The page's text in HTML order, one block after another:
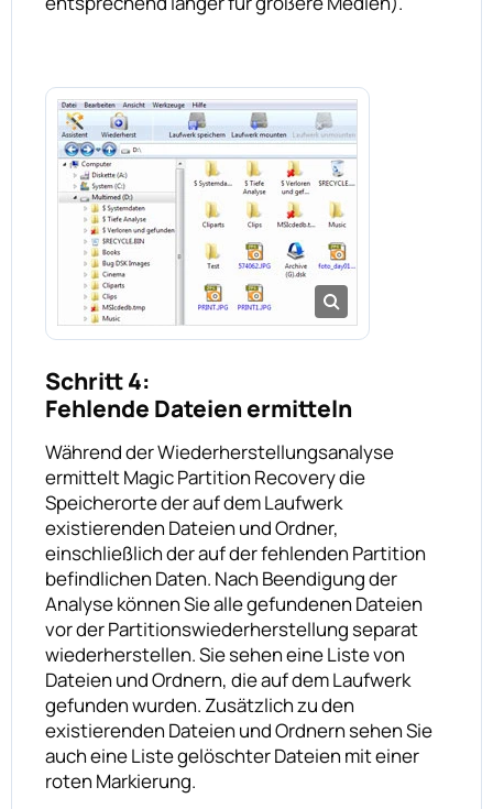
Schritt 4:
Fehlende Dateien ermitteln
Während der Wiederherstellungsanalyse
ermittelt Magic Partition Recovery die
Speicherorte der auf dem Laufwerk
existierenden Dateien und Ordner,
einschließlich der auf der fehlenden Partition
befindlichen Daten. Nach Beendigung der
Analyse können Sie alle gefundenen Dateien
vor der Partitionswiederherstellung separat
wiederherstellen. Sie sehen eine Liste von
Dateien und Ordnern, die auf dem Laufwerk
gefunden wurden. Zusätzlich zu den
existierenden Dateien und Ordnern sehen Sie
auch eine Liste gelöschter Dateien mit einer
roten Markierung.